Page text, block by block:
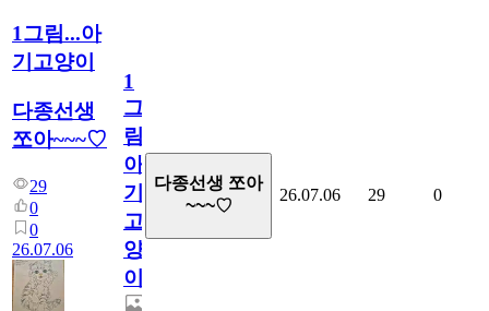
1그림...아
기고양이
다종선생
쪼아~~~♡
29
0
0
26.07.06
1
그
림...
아
기
고
양
이
다종선생 쪼아
~~~♡
26.07.06 29 0